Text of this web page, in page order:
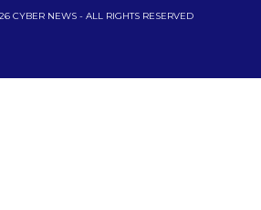
CYBER NEWS - ALL RIGHTS RESERVED